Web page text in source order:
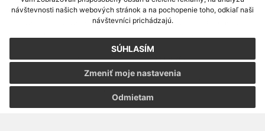
návštevnosti našich webových stránok a na pochopenie toho, odkiaľ naši
návštevníci prichádzajú.
SÚHLASÍM
Odmietam
Zmeniť moje nastavenia
CMS systém (redakčný) systém ECHELON 2,Mapa stránok,web portál
webex.digital, s.r.o.,domény,registrácia domény
Posledná aktualizácia:03.08.2026
Vytlačiť stránku|Vyhlásenie o prístupnosti